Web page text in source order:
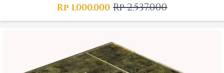
Rp2.537.000
Original
price
Rp 2.537.000.
Rp 1.000.000 Current
price
Rp 1.000.000.